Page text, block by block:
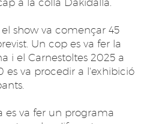
show va començar 45
Un cop es va fer la
i el Carnestoltes 2025 a
es va procedir a l'exhibició
es va fer un programa